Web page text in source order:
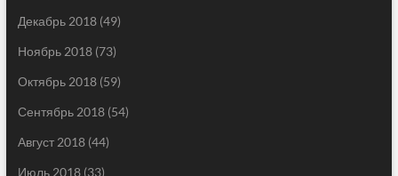
Декабрь 2018(49)
Ноябрь 2018(73)
Октябрь 2018(59)
Сентябрь 2018(54)
Август 2018(44)
Июль 2018(33)